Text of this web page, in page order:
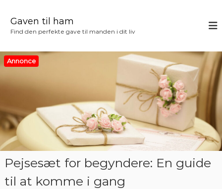
n
h
l
Gaven til ham
Find den perfekte gave til manden i dit liv
Annonce
Pejsesæt for begyndere: En guide
til at komme i gang